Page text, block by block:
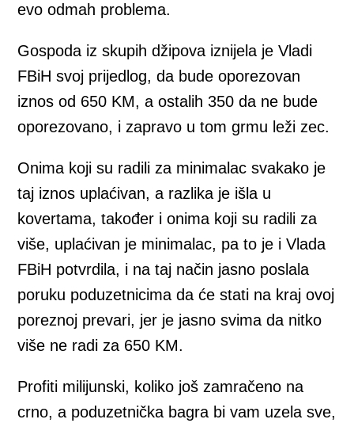
evo odmah problema.
Gospoda iz skupih džipova iznijela je Vladi
FBiH svoj prijedlog, da bude oporezovan
iznos od 650 KM, a ostalih 350 da ne bude
oporezovano, i zapravo u tom grmu leži zec.
Onima koji su radili za minimalac svakako je
taj iznos uplaćivan, a razlika je išla u
kovertama, također i onima koji su radili za
više, uplaćivan je minimalac, pa to je i Vlada
FBiH potvrdila, i na taj način jasno poslala
poruku poduzetnicima da će stati na kraj ovoj
poreznoj prevari, jer je jasno svima da nitko
više ne radi za 650 KM.
Profiti milijunski, koliko još zamračeno na
crno, a poduzetnička bagra bi vam uzela sve,